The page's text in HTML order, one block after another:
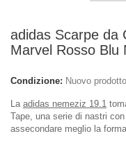
adidas Scarpe da
Marvel Rosso Blu
Condizione: Nuovo prodotto
La adidas nemeziz 19.1
Tape, una serie di nastri
assecondare meglio la